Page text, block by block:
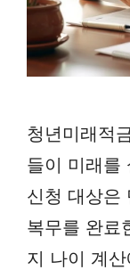
청년미래적
들이 미래를
신청 대상은
복무를 완료
지 나이 계